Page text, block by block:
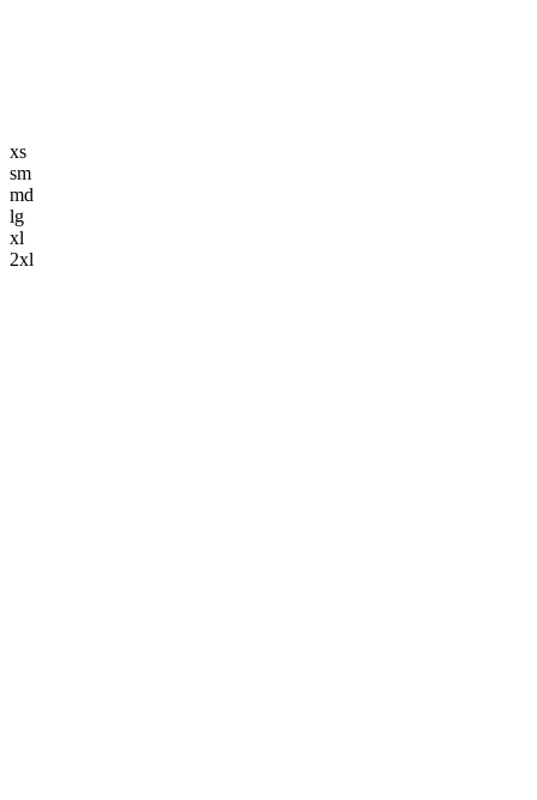
xs
sm
md
lg
xl
2xl